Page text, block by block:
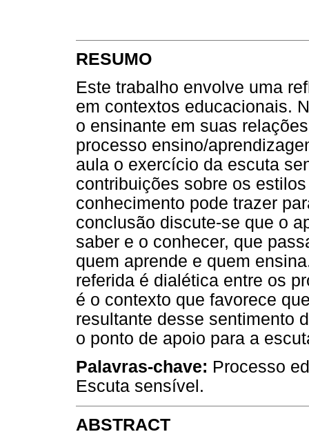
RESUMO
Este trabalho envolve uma
em contextos educacionais.
o ensinante em suas
processo ensino/
aula o exercício da escuta
contribuições sobre os
conhecimento pode trazer
conclusão discute-se que o
saber e o conhecer, que
quem aprende e quem
referida é dialética entre os
é o contexto que favorece
resultante desse sentimento
o ponto de apoio para a
Palavras-chave: Processo
Escuta sensível.
ABSTRACT